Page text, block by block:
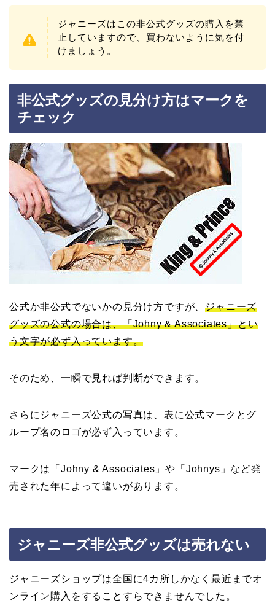
ジャニーズはこの非公式グッズの購入を禁
止していますので、買わないように気を付
けましょう。
非公式グッズの見分け方はマークを
チェック
公式か非公式でないかの見分け方ですが、ジャニーズ
グッズの公式の場合は、「Johny & Associates」とい
う文字が必ず入っています。
そのため、一瞬で見れば判断ができます。
さらにジャニーズ公式の写真は、表に公式マークとグ
ループ名のロゴが必ず入っています。
マークは「Johny & Associates」や「Johnys」など発
売された年によって違いがあります。
ジャニーズ非公式グッズは売れない
ジャニーズショップは全国に4カ所しかなく最近までオ
ンライン購入をすることすらできませんでした。